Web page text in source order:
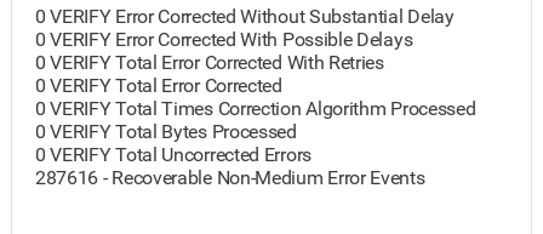
0 VERIFY Error Corrected Without Substantial Delay
0 VERIFY Error Corrected With Possible Delays
0 VERIFY Total Error Corrected With Retries
0 VERIFY Total Error Corrected
0 VERIFY Total Times Correction Algorithm Processed
0 VERIFY Total Bytes Processed
0 VERIFY Total Uncorrected Errors
287616 - Recoverable Non-Medium Error Events